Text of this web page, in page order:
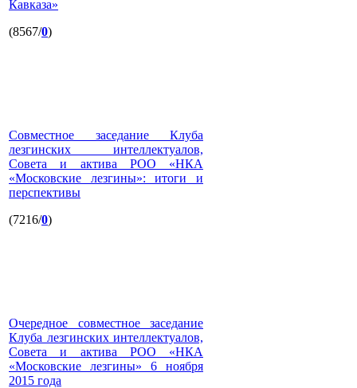
Кавказа»
(8567/0)
Совместное заседание Клуба
лезгинских интеллектуалов,
Совета и актива РОО «НКА
«Московские лезгины»: итоги и
перспективы
(7216/0)
Очередное совместное заседание
Клуба лезгинских интеллектуалов,
Совета и актива РОО «НКА
«Московские лезгины» 6 ноября
2015 года